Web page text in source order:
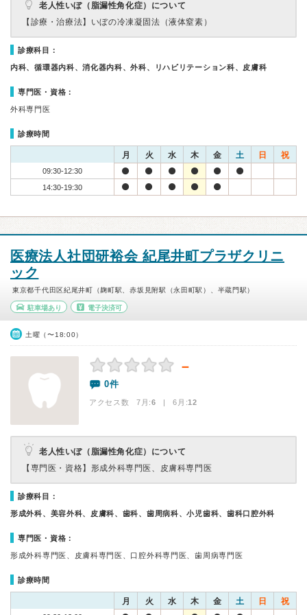
老人性いぼ（脂漏性角化症）について
【診療・治療法】 いぼの冷凍凝固法（液体窒素）
診療科目：
内科、循環器内科、消化器内科、外科、リハビリテーション科、皮膚科
専門医・資格：
外科専門医
診療時間
月 火 水 木 金 土 日 祝
09:30-12:30
14:30-19:30
医療法人社団研裕会 紀尾井町プラザクリニ
ック
東京都千代田区紀尾井町（麹町駅、赤坂見附駅（永田町駅）、半蔵門駅）
駐車場あり 電子決済可
土曜（〜18:00）
－
0件
アクセス数 7月:6 | 6月:12
老人性いぼ（脂漏性角化症）について
【専門医・資格】 形成外科専門医、皮膚科専門医
診療科目：
形成外科、美容外科、皮膚科、歯科、歯周病科、小児歯科、歯科口腔外科
専門医・資格：
形成外科専門医、皮膚科専門医、口腔外科専門医、歯周病専門医
診療時間
月 火 水 木 金 土 日 祝